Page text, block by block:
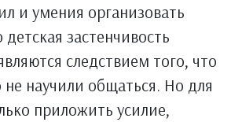
и умения организовать
застенчивость
следствием того, что
не научили общаться. Но для
приложить усилие,